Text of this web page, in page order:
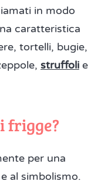
in modo
caratteristica
tortelli, bugie,
struffoli e
frigge?
per una
al simbolismo.